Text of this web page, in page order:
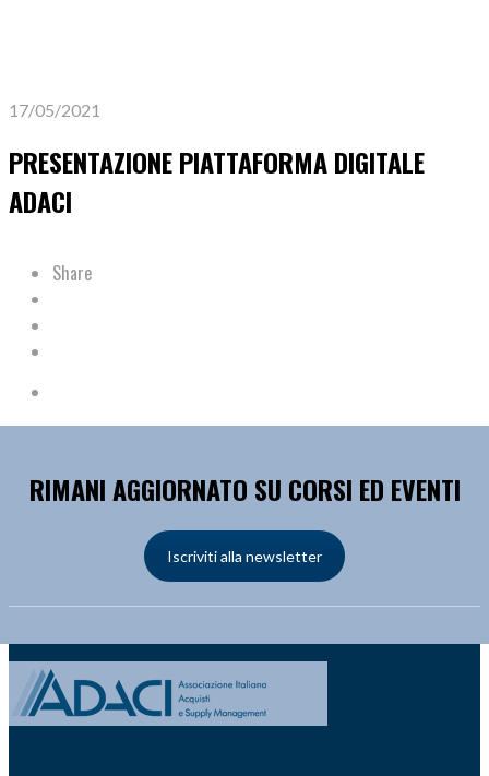
17/05/2021
PRESENTAZIONE PIATTAFORMA DIGITALE
ADACI
Share
RIMANI AGGIORNATO SU CORSI ED EVENTI
Iscriviti alla newsletter